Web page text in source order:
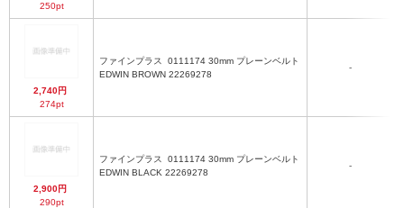
250pt
2,740円
274pt
ファインプラス
EDWIN BROWN 22269278
-
2,900円
290pt
ファインプラス
EDWIN BLACK 22269278
-